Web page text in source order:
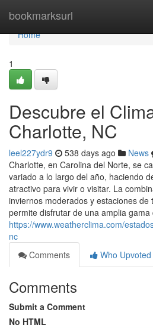
bookmarksurl
Home
Home
1
Descubre el
Charlotte, NC
leel227ydr9 538 days ago News
Charlotte, en Carolina del Norte, se
variado a lo largo del año, haciendo
atractivo para vivir o visitar. La
inviernos moderados y estaciones de
permite disfrutar de una amplia
https://www.weatherclima.com/
nc
Comments
Who Upvoted
Comments
Submit a Comment
No HTML